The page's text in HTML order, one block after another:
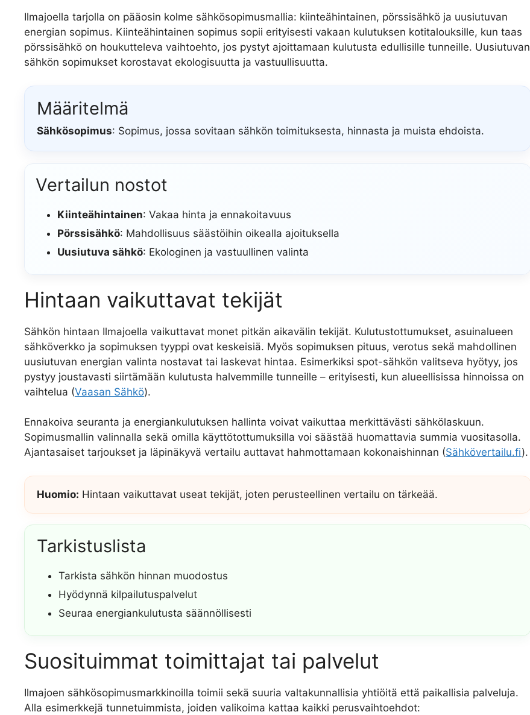
Ilmajoella tarjolla on pääosin kolme sähkösopimusmallia: kiinteähintainen, pörssisähkö ja uusiutuvan
energian sopimus. Kiinteähintainen sopimus sopii erityisesti vakaan kulutuksen kotitalouksille, kun taas
pörssisähkö on houkutteleva vaihtoehto, jos pystyt ajoittamaan kulutusta edullisille tunneille. Uusiutuvan
sähkön sopimukset korostavat ekologisuutta ja vastuullisuutta.
Määritelmä
Sähkösopimus: Sopimus, jossa sovitaan sähkön toimituksesta, hinnasta ja muista ehdoista.
Vertailun nostot
Kiinteähintainen: Vakaa hinta ja ennakoitavuus
Pörssisähkö: Mahdollisuus säästöihin oikealla ajoituksella
Uusiutuva sähkö: Ekologinen ja vastuullinen valinta
Hintaan vaikuttavat tekijät
Sähkön hintaan Ilmajoella vaikuttavat monet pitkän aikavälin tekijät. Kulutustottumukset, asuinalueen
sähköverkko ja sopimuksen tyyppi ovat keskeisiä. Myös sopimuksen pituus, verotus sekä mahdollinen
uusiutuvan energian valinta nostavat tai laskevat hintaa. Esimerkiksi spot-sähkön valitseva hyötyy, jos
pystyy joustavasti siirtämään kulutusta halvemmille tunneille – erityisesti, kun alueellisissa hinnoissa on
vaihtelua (Vaasan Sähkö).
Ennakoiva seuranta ja energiankulutuksen hallinta voivat vaikuttaa merkittävästi sähkölaskuun.
Sopimusmallin valinnalla sekä omilla käyttötottumuksilla voi säästää huomattavia summia vuositasolla.
Ajantasaiset tarjoukset ja läpinäkyvä vertailu auttavat hahmottamaan kokonaishinnan (Sähkövertailu.fi).
Huomio: Hintaan vaikuttavat useat tekijät, joten perusteellinen vertailu on tärkeää.
Tarkistuslista
Tarkista sähkön hinnan muodostus
Hyödynnä kilpailutuspalvelut
Seuraa energiankulutusta säännöllisesti
Suosituimmat toimittajat tai palvelut
Ilmajoen sähkösopimusmarkkinoilla toimii sekä suuria valtakunnallisia yhtiöitä että paikallisia palveluja.
Alla esimerkkejä tunnetuimmista, joiden valikoima kattaa kaikki perusvaihtoehdot: